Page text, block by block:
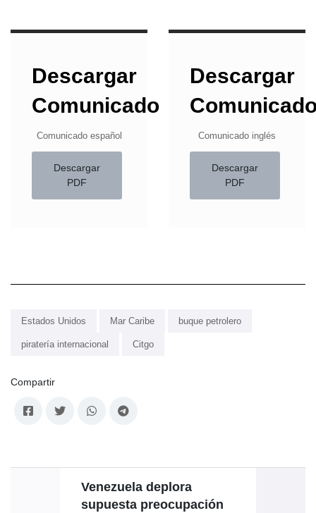
Descargar
Comunicado
Comunicado español
Descargar
PDF
Descargar
Comunicado inglés
Descargar
PDF
Estados Unidos Mar Caribe buque petrolero
piratería internacional Citgo
Compartir
Venezuela deplora
supuesta preocupación